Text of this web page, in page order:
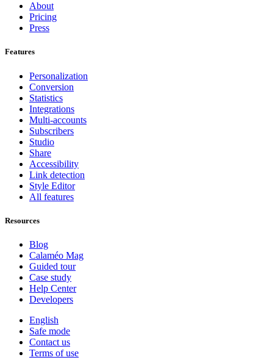
About
Pricing
Press
Features
Personalization
Conversion
Statistics
Integrations
Multi-accounts
Subscribers
Studio
Share
Accessibility
Link detection
Style Editor
All features
Resources
Blog
Calaméo Mag
Guided tour
Case study
Help Center
Developers
English
Safe mode
Contact us
Terms of use